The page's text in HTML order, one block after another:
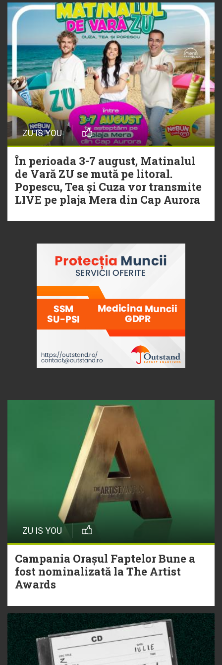
ZU IS YOU
În perioada 3-7 august, Matinalul
de Vară ZU se mută pe litoral.
Popescu, Tea și Cuza vor transmite
LIVE pe plaja Mera din Cap Aurora
ZU IS YOU
Campania Orașul Faptelor Bune a
fost nominalizată la The Artist
Awards